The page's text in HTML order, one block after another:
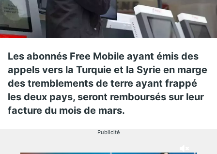
Les abonnés Free Mobile ayant émis des
appels vers la Turquie et la Syrie en marge
des tremblements de terre ayant frappé
les deux pays, seront remboursés sur leur
facture du mois de mars.
Publicité